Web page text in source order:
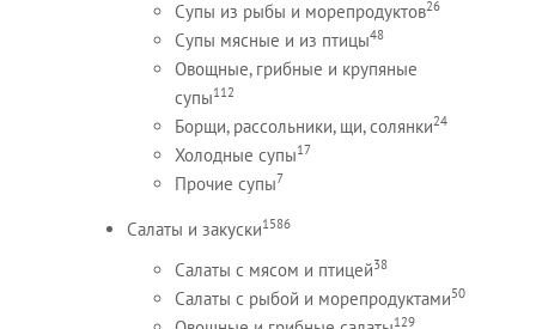
Супы из рыбы и морепродуктов26
Супы мясные и из птицы48
Овощные, грибные и крупяные
супы112
Борщи, рассольники, щи, солянки24
Холодные супы17
Прочие супы7
Салаты и закуски1586
Салаты с мясом и птицей38
Салаты с рыбой и морепродуктами50
129